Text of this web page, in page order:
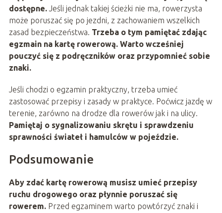
dostępne.Jeśli jednak takiej ścieżki nie ma, rowerzysta
może poruszać się po jezdni, z zachowaniem wszelkich
zasad bezpieczeństwa. Trzeba o tym pamiętać zdając
egzmain na kartę rowerową. Warto wcześniej
pouczyć się z podręczników oraz przypomnieć sobie
znaki.
Jeśli chodzi o egzamin praktyczny, trzeba umieć
zastosować przepisy i zasady w praktyce. Poćwicz jazdę w
terenie, zarówno na drodze dla rowerów jak i na ulicy.
Pamiętaj o sygnalizowaniu skrętu i sprawdzeniu
sprawności świateł i hamulców w pojeździe.
Podsumowanie
Aby zdać kartę rowerową musisz umieć przepisy
ruchu drogowego oraz płynnie poruszać się
rowerem. Przed egzaminem warto powtórzyć znaki i